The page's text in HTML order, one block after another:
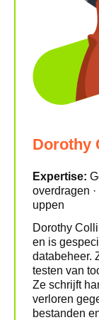
Dorothy
Expertise:
overdragen
uppen
Dorothy
en is
databeheer.
testen van
Ze schrijft
verloren
bestanden